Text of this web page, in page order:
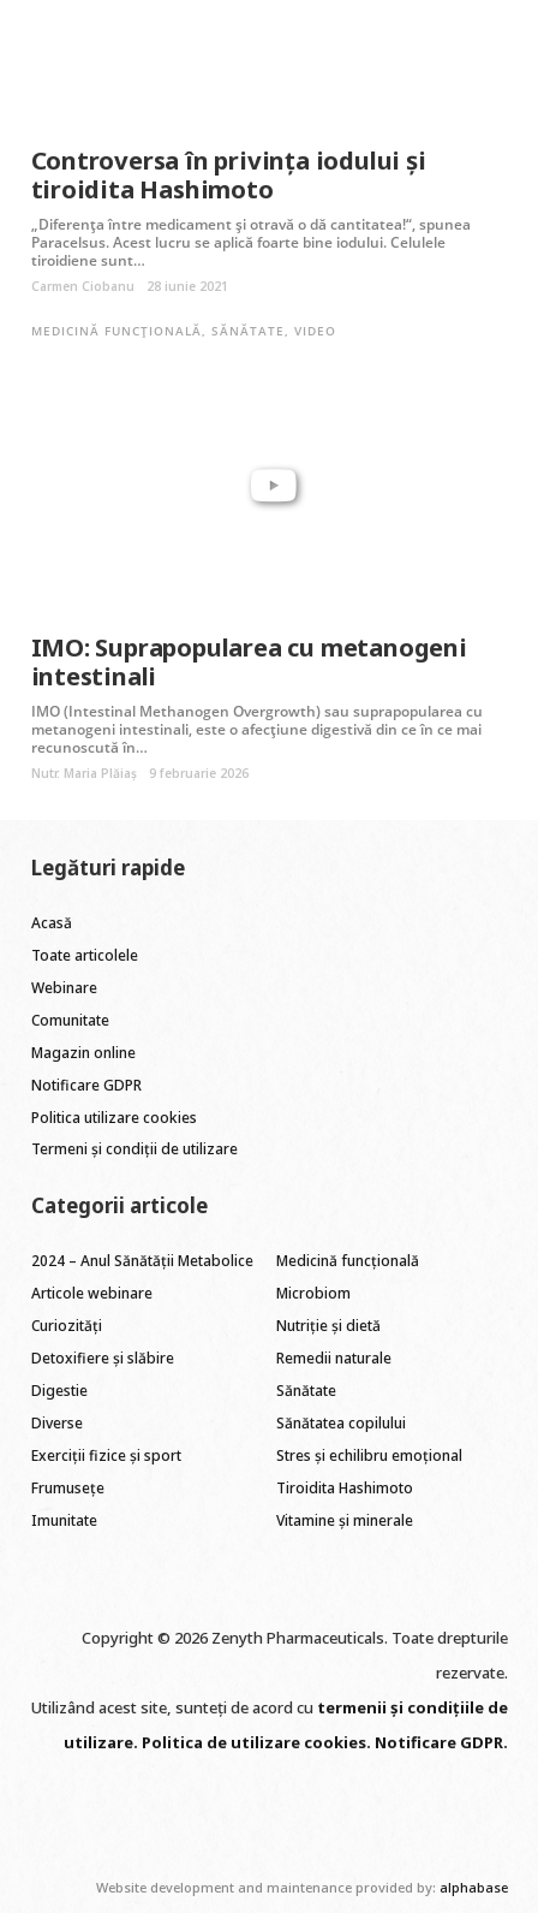
Controversa în privința iodului și
tiroidita Hashimoto
„Diferența între medicament și otravă o dă cantitatea!“, spunea
Paracelsus. Acest lucru se aplică foarte bine iodului. Celulele
tiroidiene sunt…
Carmen Ciobanu 28 iunie 2021
MEDICINĂ FUNCȚIONALĂ, SĂNĂTATE,VIDEO
IMO: Suprapopularea cu metanogeni
intestinali
IMO (Intestinal Methanogen Overgrowth) sau suprapopularea cu
metanogeni intestinali, este o afecțiune digestivă din ce în ce mai
recunoscută în…
Nutr. Maria Plăiaș 9 februarie 2026
Legături rapide
Acasă
Toate articolele
Webinare
Comunitate
Magazin online
Notificare GDPR
Politica utilizare cookies
Termeni și condiții de utilizare
Categorii articole
2024 – Anul Sănătății Metabolice
Articole webinare
Curiozități
Detoxifiere și slăbire
Digestie
Diverse
Exerciții fizice și sport
Frumusețe
Imunitate
Medicină funcțională
Microbiom
Nutriție și dietă
Remedii naturale
Sănătate
Sănătatea copilului
Stres și echilibru emoțional
Tiroidita Hashimoto
Vitamine și minerale
Copyright © 2026 Zenyth Pharmaceuticals. Toate drepturile
rezervate.
Utilizând acest site, sunteți de acord cu termenii și condițiile de
utilizare. Politica de utilizare cookies. Notificare GDPR.
Website development and maintenance provided by: alphabase